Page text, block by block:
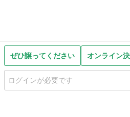
ぜひ譲ってください オンライン